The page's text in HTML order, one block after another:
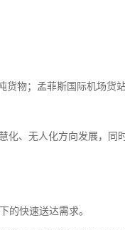
物；孟菲斯国际机场货
化、无人化方向发展，同
的快速送达需求。